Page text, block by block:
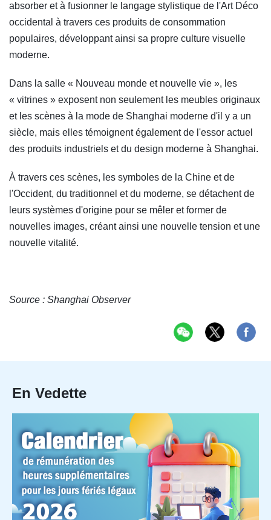
absorber et à fusionner le langage stylistique de l'Art Déco
occidental à travers ces produits de consommation
populaires, développant ainsi sa propre culture visuelle
moderne.
Dans la salle « Nouveau monde et nouvelle vie », les
« vitrines » exposent non seulement les meubles originaux
et les scènes à la mode de Shanghai moderne d'il y a un
siècle, mais elles témoignent également de l'essor actuel
des produits industriels et du design moderne à Shanghai.
À travers ces scènes, les symboles de la Chine et de
l'Occident, du traditionnel et du moderne, se détachent de
leurs systèmes d'origine pour se mêler et former de
nouvelles images, créant ainsi une nouvelle tension et une
nouvelle vitalité.
Source : Shanghai Observer
En Vedette